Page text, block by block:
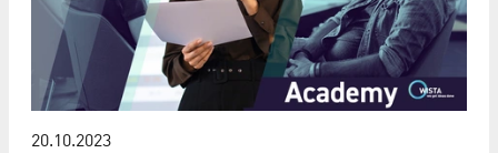
20.10.2023